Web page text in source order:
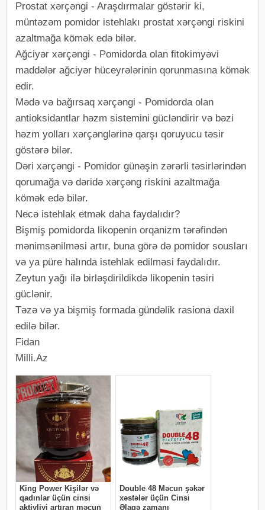
Prostat xərçəngi - Araşdırmalar göstərir ki,
müntəzəm pomidor istehlakı prostat xərçəngi riskini
azaltmağa kömək edə bilər.
Ağciyər xərçəngi - Pomidorda olan fitokimyəvi
maddələr ağciyər hüceyrələrinin qorunmasına kömək
edir.
Mədə və bağırsaq xərçəngi - Pomidorda olan
antioksidantlar həzm sistemini gücləndirir və bəzi
həzm yolları xərçənglərinə qarşı qoruyucu təsir
göstərə bilər.
Dəri xərçəngi - Pomidor günəşin zərərli təsirlərindən
qorumağa və dəridə xərçəng riskini azaltmağa
kömək edə bilər.
Necə istehlak etmək daha faydalıdır?
Bişmiş pomidorda likopenin orqanizm tərəfindən
mənimsənilməsi artır, buna görə də pomidor sousları
və ya püre halında istehlak edilməsi faydalıdır.
Zeytun yağı ilə birləşdirildikdə likopenin təsiri
güclənir.
Təzə və ya bişmiş formada gündəlik rasiona daxil
edilə bilər.
Fidan
Milli.Az